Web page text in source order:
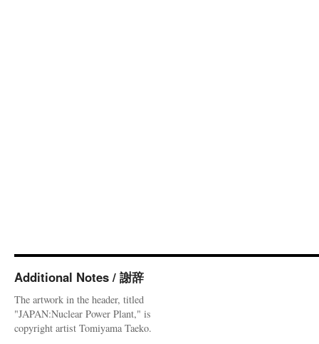
Additional Notes / 謝辞
The artwork in the header, titled
"JAPAN:Nuclear Power Plant," is
copyright artist Tomiyama Taeko.